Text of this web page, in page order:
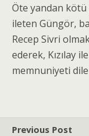
Öte yandan kötü
ileten Güngör,
Recep Sivri
ederek, Kızılay
memnuniyeti
Previous Post